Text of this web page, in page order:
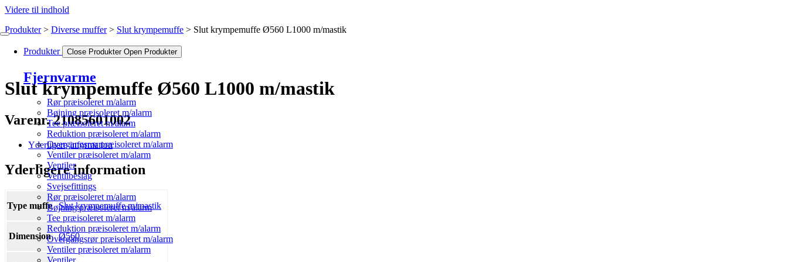
Videre til indhold
Produkter Close Produkter Open Produkter
Fjernvarme
Rør præisoleret m/alarm
Bøjning præisoleret m/alarm
Tee præisoleret m/alarm
Reduktion præisoleret m/alarm
Overgangsrør præisoleret m/alarm
Ventiler præisoleret m/alarm
Ventiler
Ventilbeslag
Svejsefittings
Rør præisoleret m/alarm
Bøjning præisoleret m/alarm
Tee præisoleret m/alarm
Reduktion præisoleret m/alarm
Overgangsrør præisoleret m/alarm
Ventiler præisoleret m/alarm
Ventiler
Produkter Diverse muffer Slut krympemuffe Slut krympemuffe Ø560 L1000 m/mastik
Slut krympemuffe Ø560 L1000 m/mastik
Varenr. 21085601002
Yderligere information
Yderligere information
Type muffe Slut krympemuffe m/mastik
Dimension Ø560